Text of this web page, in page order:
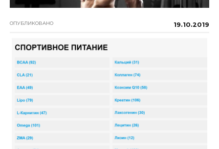
ОПУБЛИКОВАНО 19.10.2019